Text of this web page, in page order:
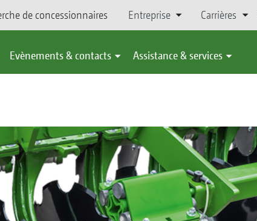
de concessionnaires Entreprise Carrières
Evènements & contacts Assistance & services